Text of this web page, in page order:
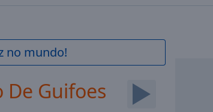
no mundo!
De Guifoes